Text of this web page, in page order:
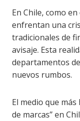
En Chile, como
enfrentan una
tradicionales de
avisaje. Esta
departamentos
nuevos rumbos.
El medio que
de marcas” en